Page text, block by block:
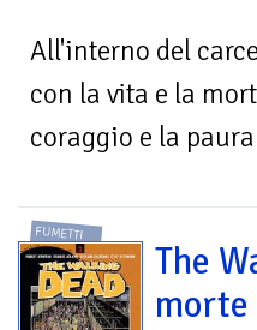
All'interno del
con la vita e la
coraggio e la
FUMETTI
The
morte